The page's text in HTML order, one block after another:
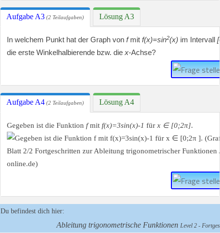
Aufgabe A3 (2 Teilaufgaben) Lösung A3
In welchem Punkt hat der Graph von fmit f(x)=sin2(x) im Intervall
die erste Winkelhalbierende bzw. diex-Achse?
Aufgabe A4 (2 Teilaufgaben) Lösung A4
Gegeben ist die Funktion fmit f(x)=3sin(x)-1 für x ∈ [0;2π].
Du befindest dich hier:
Ableitung trigonometrische Funktionen Level 2 -